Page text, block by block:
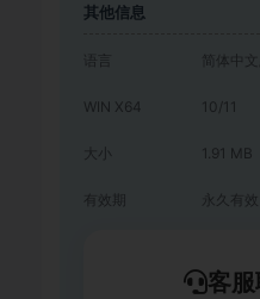
其他信息
语言 简体中
WIN X64 10/11
大小 1.91 MB
有效期 永久有效
客